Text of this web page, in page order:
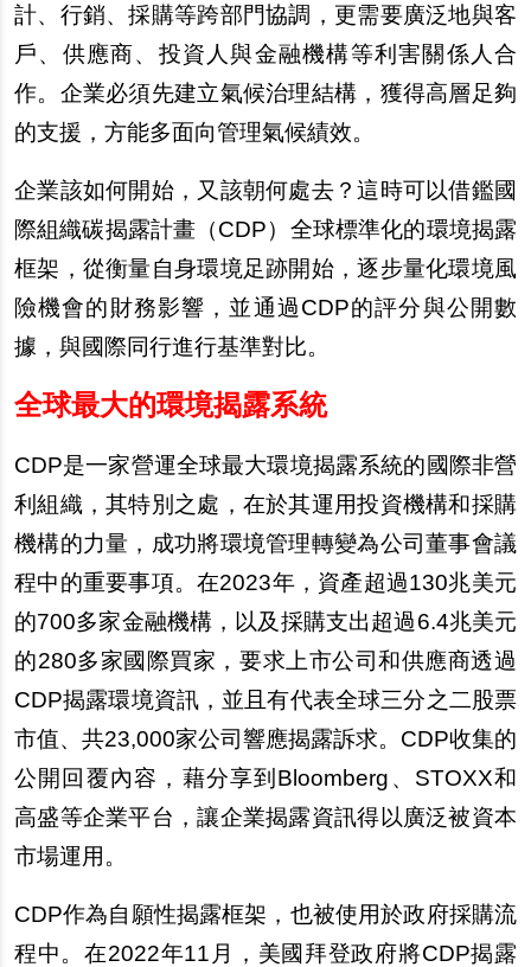
計、行銷、採購等跨部門協調，更需要廣泛地與客
戶、供應商、投資人與金融機構等利害關係人合
作。企業必須先建立氣候治理結構，獲得高層足夠
的支援，方能多面向管理氣候績效。
企業該如何開始，又該朝何處去？這時可以借鑑國
際組織碳揭露計畫（CDP）全球標準化的環境揭露
框架，從衡量自身環境足跡開始，逐步量化環境風
險機會的財務影響，並通過CDP的評分與公開數
據，與國際同行進行基準對比。
全球最大的環境揭露系統
CDP是一家營運全球最大環境揭露系統的國際非營
利組織，其特別之處，在於其運用投資機構和採購
機構的力量，成功將環境管理轉變為公司董事會議
程中的重要事項。在2023年，資產超過130兆美元
的700多家金融機構，以及採購支出超過6.4兆美元
的280多家國際買家，要求上市公司和供應商透過
CDP揭露環境資訊，並且有代表全球三分之二股票
市值、共23,000家公司響應揭露訴求。CDP收集的
公開回覆內容，藉分享到Bloomberg、STOXX和
高盛等企業平台，讓企業揭露資訊得以廣泛被資本
市場運用。
CDP作為自願性揭露框架，也被使用於政府採購流
程中。在2022年11月，美國拜登政府將CDP揭露